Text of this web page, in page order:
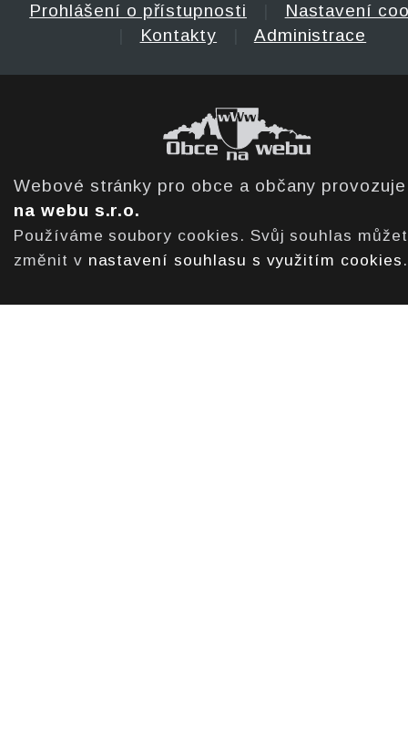
Prohlášení o přístupnosti
Nastavení
Kontakty Administrace
Webové stránky pro obce a občany
na webu s.r.o.
Používáme soubory cookies. Svůj souhlas
změnit v nastavení souhlasu s využitím cookies .